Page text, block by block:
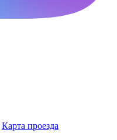
Карта проезда